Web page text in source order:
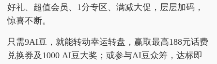
好礼、超值会员、1分专区、满减大促，层层加码，
惊喜不断。
只需9AI豆，就能转动幸运转盘，赢取最高188元话费
兑换券及1000 AI豆大奖；或参与AI豆众筹，达标即